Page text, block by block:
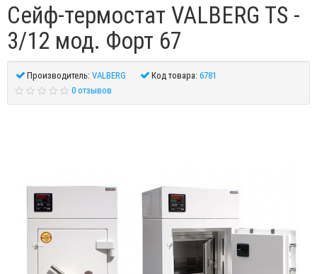
Сейф-термостат VALBERG TS -
3/12 мод. Форт 67
Производитель:VALBERG Код товара:6781
0 отзывов